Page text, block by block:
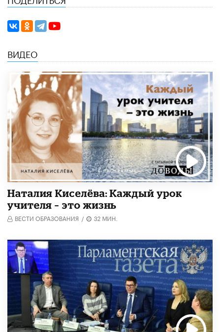
ВИДЕО
Наталия Киселёва: Каждый урок
учителя – это жизнь
ВЕСТИ ОБРАЗОВАНИЯ / 32 МИН.